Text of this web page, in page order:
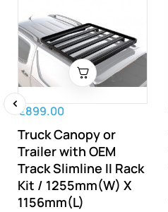
€899.00
Truck Canopy or
Trailer with OEM
Track Slimline II Rack
Kit / 1255mm(W) X
1156mm(L)